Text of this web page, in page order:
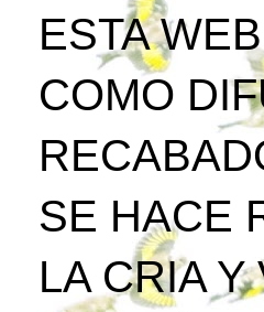
ESTA
COMO
SE HACE
LA CRIA